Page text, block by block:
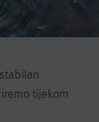
tijekom